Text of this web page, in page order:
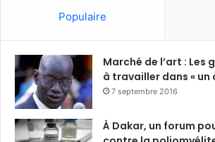
Populaire
Marché de l’art : Les
à travailler dans « un
7 septembre 2016
À Dakar, un forum